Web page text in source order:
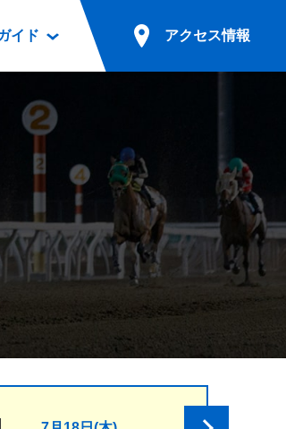
ト投票
ビス
イド アクセス情報
無料送迎バスでのご来場
公共の交通機関でのご来場